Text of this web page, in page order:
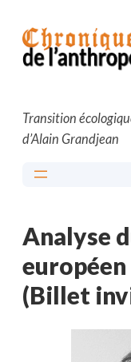
contenu
Transition
d’Alain Grandjean
Analyse
(Billet